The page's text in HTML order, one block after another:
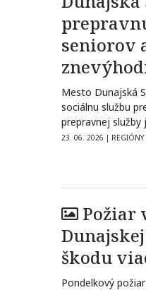
seniorov
Mesto Dunajská
sociálnu službu
prepravnej
23. 06. 2026 | REGIÓNY
Požiar
škodu
Pondelkový